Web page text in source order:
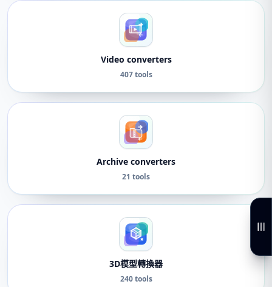
Video converters
407 tools
Archive converters
21 tools
3D模型轉換器
240 tools